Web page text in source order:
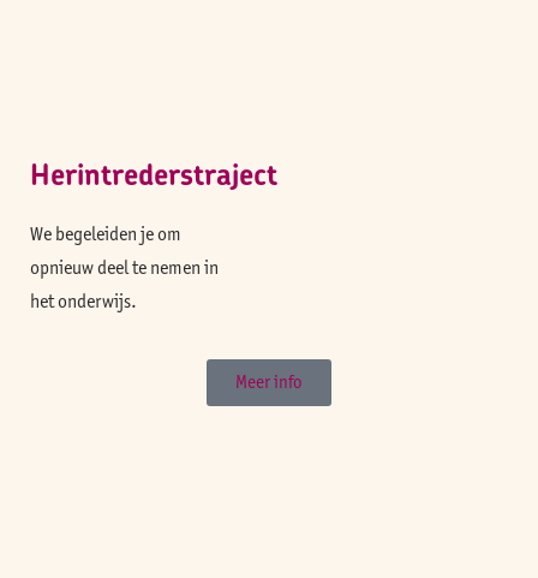
Herintrederstraject
We begeleiden je om
opnieuw deel te nemen in
het onderwijs.
Meer info